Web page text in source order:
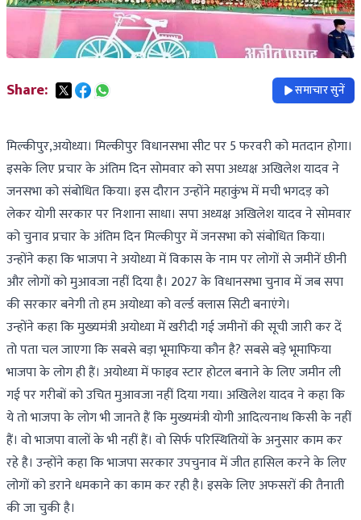
Share: समाचार सुनें
मिल्कीपुर,अयोध्या। मिल्कीपुर विधानसभा सीट पर 5 फरवरी को मतदान होगा।
इसके लिए प्रचार के अंतिम दिन सोमवार को सपा अध्यक्ष अखिलेश यादव ने
जनसभा को संबोधित किया। इस दौरान उन्होंने महाकुंभ में मची भगदड़ को
लेकर योगी सरकार पर निशाना साधा। सपा अध्यक्ष अखिलेश यादव ने सोमवार
को चुनाव प्रचार के अंतिम दिन मिल्कीपुर में जनसभा को संबोधित किया।
उन्होंने कहा कि भाजपा ने अयोध्या में विकास के नाम पर लोगों से जमीनें छीनी
और लोगों को मुआवजा नहीं दिया है। 2027 के विधानसभा चुनाव में जब सपा
की सरकार बनेगी तो हम अयोध्या को वर्ल्ड क्लास सिटी बनाएंगे।
उन्होंने कहा कि मुख्यमंत्री अयोध्या में खरीदी गई जमीनों की सूची जारी कर दें
तो पता चल जाएगा कि सबसे बड़ा भूमाफिया कौन है? सबसे बड़े भूमाफिया
भाजपा के लोग ही हैं। अयोध्या में फाइव स्टार होटल बनाने के लिए जमीन ली
गई पर गरीबों को उचित मुआवजा नहीं दिया गया। अखिलेश यादव ने कहा कि
ये तो भाजपा के लोग भी जानते हैं कि मुख्यमंत्री योगी आदित्यनाथ किसी के नहीं
हैं। वो भाजपा वालों के भी नहीं हैं। वो सिर्फ परिस्थितियों के अनुसार काम कर
रहे है। उन्होंने कहा कि भाजपा सरकार उपचुनाव में जीत हासिल करने के लिए
लोगों को डराने धमकाने का काम कर रही है। इसके लिए अफसरों की तैनाती
की जा चुकी है।